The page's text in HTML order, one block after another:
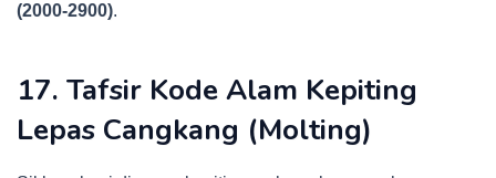
(2000-2900).
17. Tafsir Kode Alam Kepiting
Lepas Cangkang (Molting)